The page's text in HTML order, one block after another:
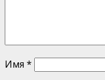
Имя *